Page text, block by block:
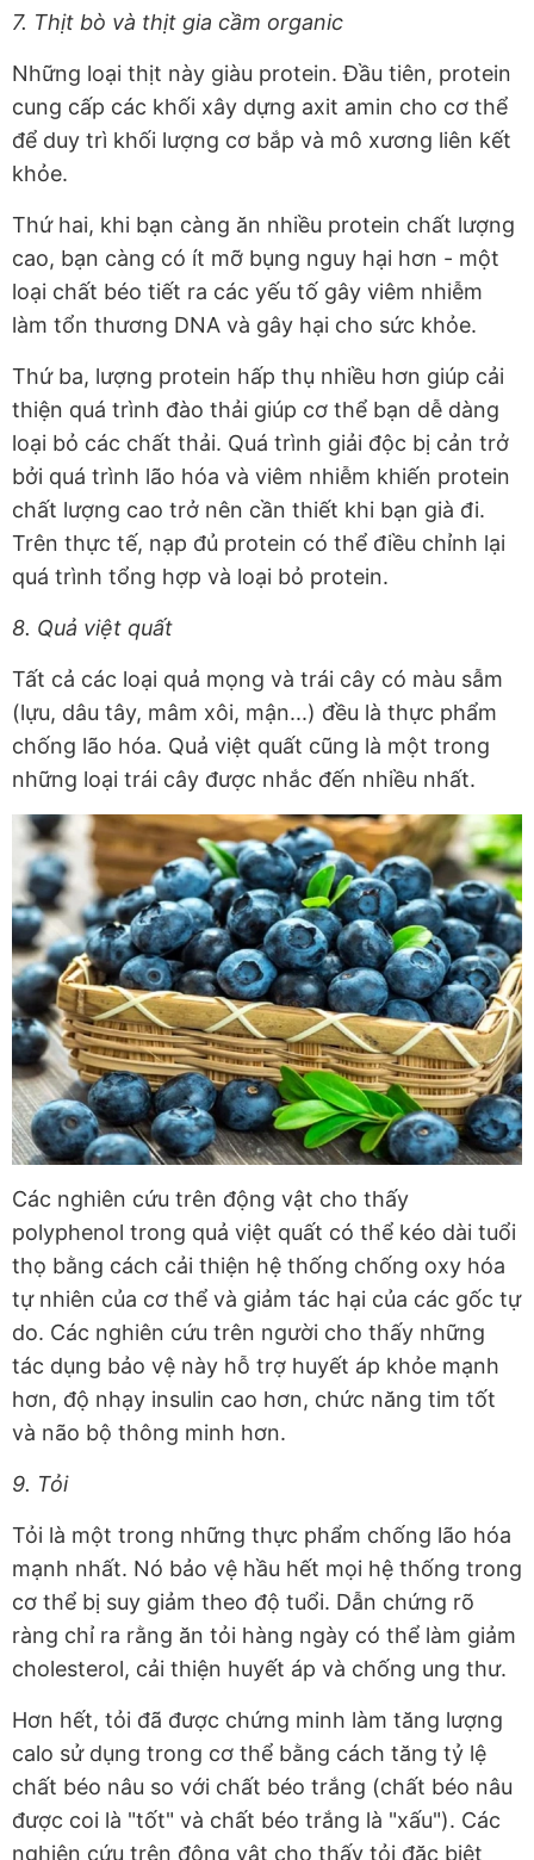
7. Thịt bò và thịt gia cầm organic
Những loại thịt này giàu protein. Đầu tiên, protein
cung cấp các khối xây dựng axit amin cho cơ thể
để duy trì khối lượng cơ bắp và mô xương liên kết
khỏe.
Thứ hai, khi bạn càng ăn nhiều protein chất lượng
cao, bạn càng có ít mỡ bụng nguy hại hơn - một
loại chất béo tiết ra các yếu tố gây viêm nhiễm
làm tổn thương DNA và gây hại cho sức khỏe.
Thứ ba, lượng protein hấp thụ nhiều hơn giúp cải
thiện quá trình đào thải giúp cơ thể bạn dễ dàng
loại bỏ các chất thải. Quá trình giải độc bị cản trở
bởi quá trình lão hóa và viêm nhiễm khiến protein
chất lượng cao trở nên cần thiết khi bạn già đi.
Trên thực tế, nạp đủ protein có thể điều chỉnh lại
quá trình tổng hợp và loại bỏ protein.
8. Quả việt quất
Tất cả các loại quả mọng và trái cây có màu sẫm
(lựu, dâu tây, mâm xôi, mận...) đều là thực phẩm
chống lão hóa. Quả việt quất cũng là một trong
những loại trái cây được nhắc đến nhiều nhất.
Các nghiên cứu trên động vật cho thấy
polyphenol trong quả việt quất có thể kéo dài tuổi
thọ bằng cách cải thiện hệ thống chống oxy hóa
tự nhiên của cơ thể và giảm tác hại của các gốc tự
do. Các nghiên cứu trên người cho thấy những
tác dụng bảo vệ này hỗ trợ huyết áp khỏe mạnh
hơn, độ nhạy insulin cao hơn, chức năng tim tốt
và não bộ thông minh hơn.
9. Tỏi
Tỏi là một trong những thực phẩm chống lão hóa
mạnh nhất. Nó bảo vệ hầu hết mọi hệ thống trong
cơ thể bị suy giảm theo độ tuổi. Dẫn chứng rõ
ràng chỉ ra rằng ăn tỏi hàng ngày có thể làm giảm
cholesterol, cải thiện huyết áp và chống ung thư.
Hơn hết, tỏi đã được chứng minh làm tăng lượng
calo sử dụng trong cơ thể bằng cách tăng tỷ lệ
chất béo nâu so với chất béo trắng (chất béo nâu
được coi là "tốt" và chất béo trắng là "xấu"). Các
nghiên cứu trên động vật cho thấy tỏi đặc biệt